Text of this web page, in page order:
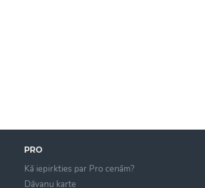
PRO
Kā iepirkties par Pro cenām?
Dāvanu karte